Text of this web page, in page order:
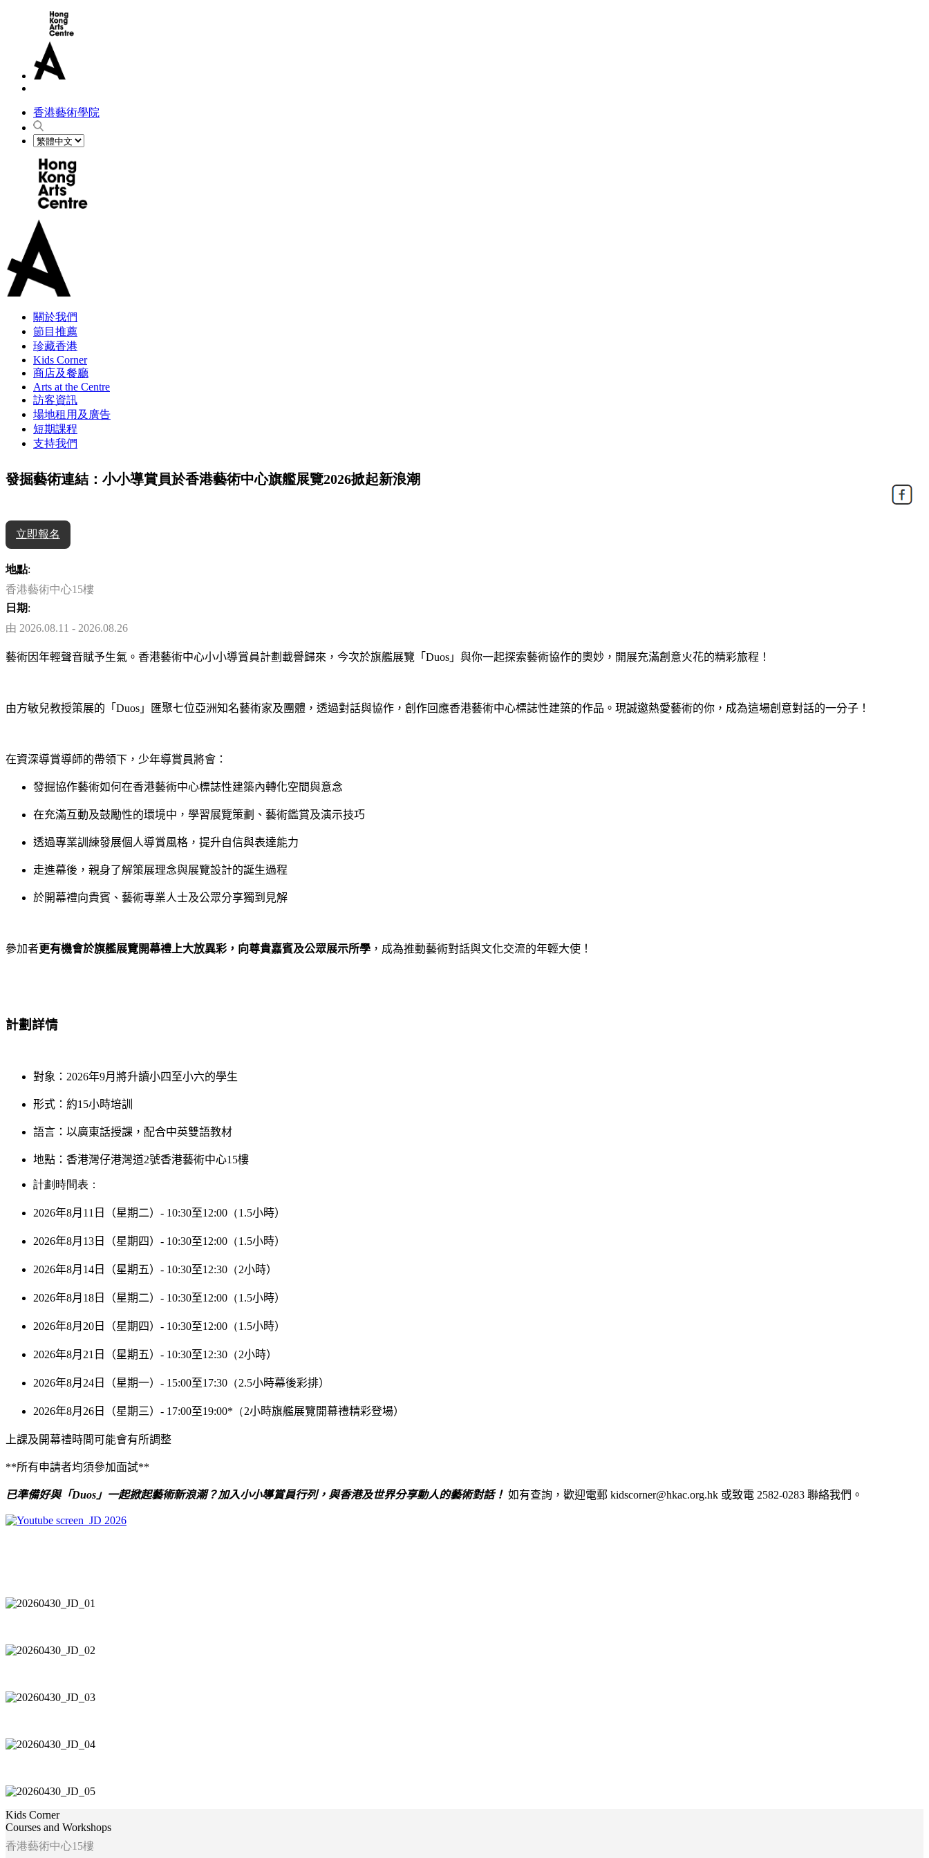
香港藝術學院
關於我們
節目推薦
珍藏香港
Kids Corner
商店及餐廳
Arts at the Centre
訪客資訊
場地租用及廣告
短期課程
支持我們
發掘藝術連結：小小導賞員於香港藝術中心旗艦展覽2026掀起新浪潮
立即報名
地點:
香港藝術中心15樓
日期:
由 2026.08.11 - 2026.08.26
藝術因年輕聲音賦予生氣 。香港藝術中心小小導賞員計劃載譽歸來，今次於旗艦展覽「 Duos 」與你一起探索藝術協作的奧妙，開展充滿創意火花的精彩旅程！
由方敏兒教授策展的「 Duos 」匯聚七位亞洲知名藝術家及團體，透過對話與協作，創作回應香港藝術中心標誌性建築的作品。現誠邀熱愛藝術的你，成為這場創意對話的一分子！
在資深導賞導師的帶領下，少年導賞員將會：
發掘協作藝術如何在香港藝術中心標誌性建築內轉化空間與意念
在充滿互動及鼓勵性的環境中，學習展覽策劃、藝術鑑賞及演示技巧
透過專業訓練發展個人導賞風格，提升自信與表達能力
走進幕後，親身了解策展理念與展覽設計的誕生過程
於開幕禮向貴賓、藝術專業人士及公眾分享獨到見解
參加者更有機會於旗艦展覽開幕禮上大放異彩，向尊貴嘉賓及公眾展示所學 ，成為推動藝術對話與文化交流的年輕大使！
計劃詳情
對象： 2026年9月 將升讀小四至小六的學生
形式：約15小時培訓
語言：以廣東話授課，配合中英雙語教材
地點：香港灣仔港灣道2號香港藝術中心15樓
計劃時間表 ：
2026年8月 11 日（星期二） - 10:30至12:00 （1.5小時）
2026年8月 13 日（星期四） - 10:30至12:00 （1.5小時）
2026年8月 14 日（星期五） - 10:30至12:30 （2小時）
2026年8月 18 日（星期二） - 10:30至12:00 （1.5小時）
2026年8月 20 日（星期四） - 10:30至12:00 （1.5小時）
2026年8月 21 日（星期五） - 10:30至12:30 （2小時）
2026年8月 24 日（星期一） - 15:00至17:30 （2.5小時幕後彩排）
2026年8月 26 日（星期三） - 17:00至19:00* （2小時旗艦展覽開幕禮精彩登場）
上課及開幕禮時間可能會有所調整
**所有申請者均須參加面試**
已準備好與「Duos 」一起掀起藝術新浪潮？加入小小導賞員行列，與香港及世界分享動人的藝術對話！ 如有查詢，歡迎電郵 kidscorner@hkac.org.hk 或致電 2582-0283 聯絡我們。
Kids Corner
Courses and Workshops
香港藝術中心15樓